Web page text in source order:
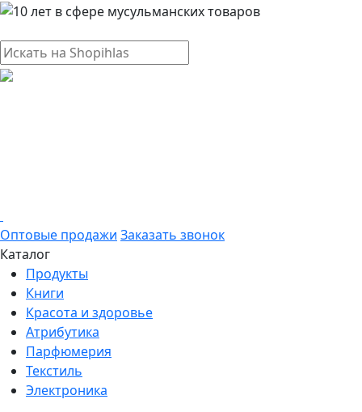
Оптовые продажи Заказать звонок
Каталог
Продукты
Книги
Красота и здоровье
Атрибутика
Парфюмерия
Текстиль
Электроника